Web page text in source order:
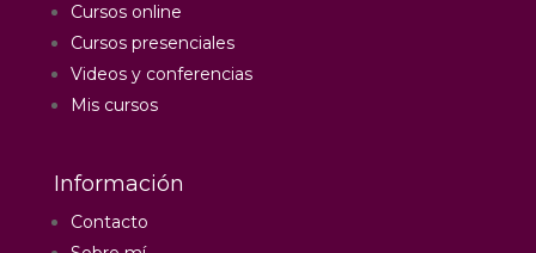
Cursos online
Cursos presenciales
Videos y conferencias
Mis cursos
Información
Contacto